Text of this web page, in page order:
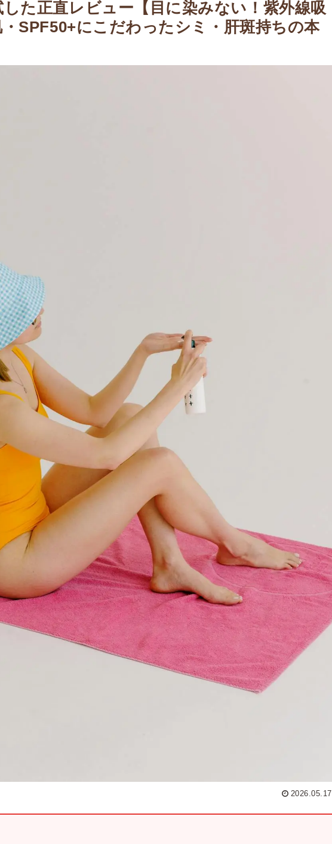
た正直レビュー【目に染みない！紫外線吸
SPF50+にこだわったシミ・肝斑持ちの本
2026.05.17